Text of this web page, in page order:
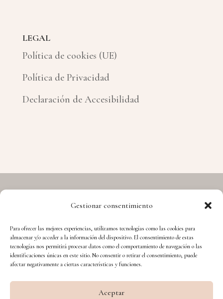
Gestionar consentimiento
Para ofrecer las mejores experiencias, utilizamos tecnologías como las cookies para
almacenar y/o acceder a la información del dispositivo. El consentimiento de estas
tecnologías nos permitirá procesar datos como el comportamiento de navegación o las
identificaciones únicas en este sitio. No consentir o retirar el consentimiento, puede
afectar negativamente a ciertas características y funciones.
Aceptar
LEGAL
Política de cookies (UE)
Política de Privacidad
Declaración de Accesibilidad